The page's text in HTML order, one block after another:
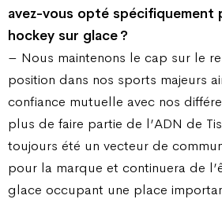
avez-vous opté spécifiquement
hockey sur glace ?
– Nous maintenons le cap sur le
position dans nos sports majeurs
confiance mutuelle avec nos
plus de faire partie de l’ADN de
toujours été un vecteur de
pour la marque et continuera de
glace occupant une place